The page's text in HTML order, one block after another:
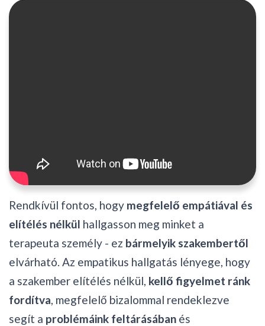
Rendkívül fontos, hogy megfelelő empátiával és
elítélés nélkül hallgasson meg minket a
terapeuta személy - ez bármelyik szakembertől
elvárható. Az empatikus hallgatás lényege, hogy
a szakember elítélés nélkül, kellő figyelmet ránk
fordítva, megfelelő bizalommal rendeklezve
segít a problémáink feltárásában és